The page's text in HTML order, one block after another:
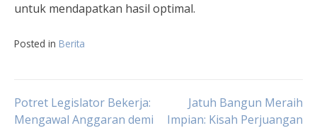
untuk mendapatkan hasil optimal.
Posted in Berita
Navigasi
Potret Legislator Bekerja:
Mengawal Anggaran demi
Jatuh Bangun Meraih
Impian: Kisah Perjuangan